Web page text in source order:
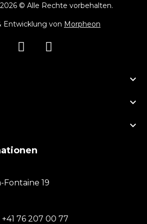
© Alle Rechte vorbehalten.
Entwicklung von Morpheon



19
+41 76 207 00 77